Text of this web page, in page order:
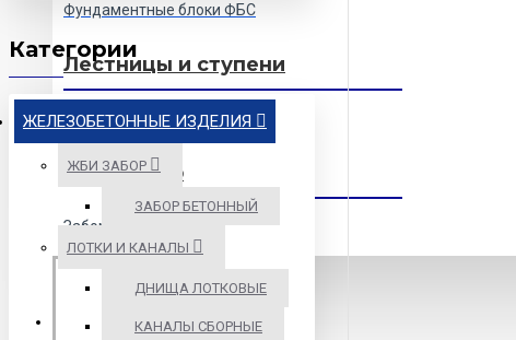
Фундаментные блоки ФБС
Лестницы и ступени
Лестничные ступени
ЖБИ забор
Забор бетонный
БИТУМНЫЕ
МАТЕРИАЛЫ
Категории
ЖЕЛЕЗОБЕТОННЫЕ ИЗДЕЛИЯ
ЖБИ ЗАБОР
ЗАБОР БЕТОННЫЙ
ЛОТКИ И КАНАЛЫ
ДНИЩА ЛОТКОВЫЕ
КАНАЛЫ СБОРНЫЕ